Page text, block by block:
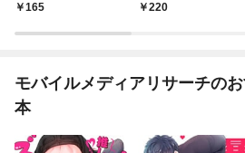
る。１
165
サイン済み婚姻届を渡
220
モバイルメディアリサーチの
本